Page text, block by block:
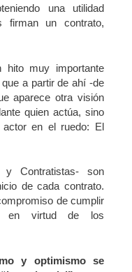
una utilidad
firman un contrato,
muy importante
a partir de ahí -de
aparece otra visión
quien actúa, sino
actor en el ruedo: El
y Contratistas- son
de cada contrato.
de cumplir
en virtud de los
y optimismo se